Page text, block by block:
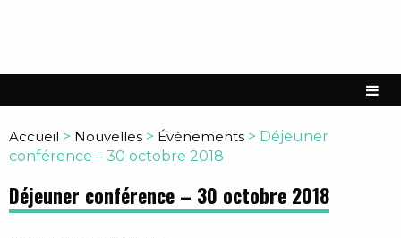
Accueil > Nouvelles > Événements > Déjeuner
conférence – 30 octobre 2018
Déjeuner conférence – 30 octobre 2018